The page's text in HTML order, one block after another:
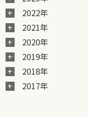
2022年
2021年
2020年
2019年
2018年
2017年